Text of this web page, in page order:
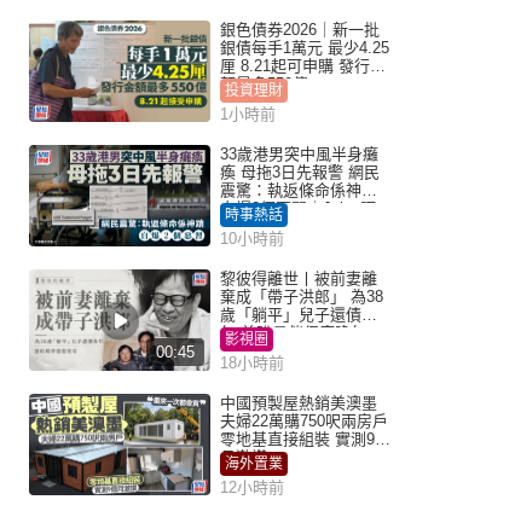
銀色債券2026｜新一批
銀債每手1萬元 最少4.25
厘 8.21起可申購 發行金
額最多550億
投資理財
1小時前
33歲港男突中風半身癱
瘓 母拖3日先報警 網民
震驚：執返條命係神蹟
自爆2個惡習｜Juicy叮
時事熱話
10小時前
00:45
黎彼得離世丨被前妻離
棄成「帶子洪郎」 為38
歲「躺平」兒子還債多
年 曾盼尋伴侶度晚年
影視圈
18小時前
中國預製屋熱銷美澳墨
夫婦22萬購750呎兩房戶
零地基直接組裝 實測9個
月激讚
海外置業
12小時前